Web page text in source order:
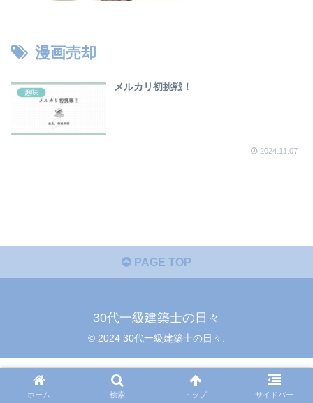
漫画売却
趣味
メルカリ初挑戦！
2024.11.07
PAGE TOP
30代一級建築士の日々
© 2024 30代一級建築士の日々.
ホーム 検索 トップ サイドバー